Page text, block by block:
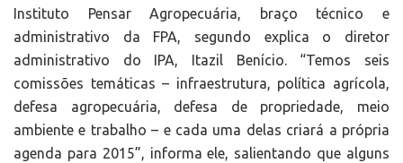
Instituto Pensar Agropecuária, braço técnico e
administrativo da FPA, segundo explica o diretor
administrativo do IPA, Itazil Benício. “Temos seis
comissões temáticas – infraestrutura, política agrícola,
defesa agropecuária, defesa de propriedade, meio
ambiente e trabalho – e cada uma delas criará a própria
agenda para 2015”, informa ele, salientando que alguns